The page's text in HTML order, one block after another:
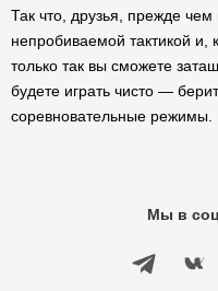
Так что, друзья, прежде
непробиваемой тактикой
только так вы сможете
будете играть чисто —
соревновательные режимы.
Мы в